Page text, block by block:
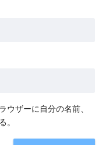
ウザーに自分の名前、
。